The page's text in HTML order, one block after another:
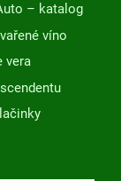
– katalog
víno
vera